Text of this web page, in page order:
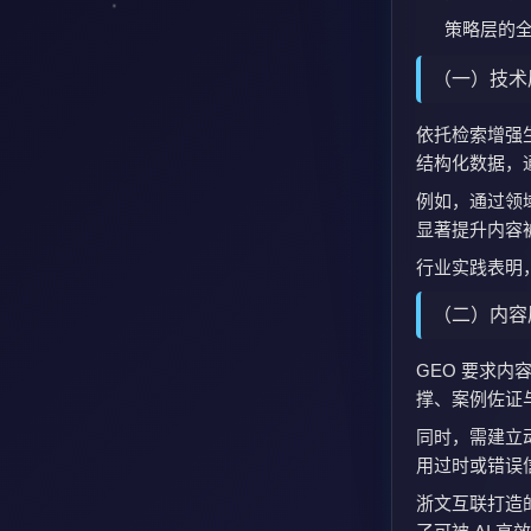
策略层的
（一）技
依托检索增强
结构化数据，
例如，通过领
显著提升内容
行业实践表明
（二）内
GEO 要求内
撑、案例佐证
同时，需建立
用过时或错误
浙文互联打造